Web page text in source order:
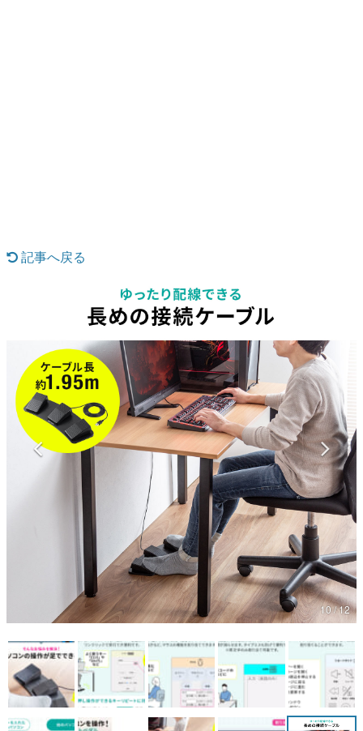
なんでゲームは面白い？
ゲーム開発者・hamatsu氏がゲームの魅力を画面や操作の
具体的な形から解き明かしていく、硬派で骨太な評論連載
です。
ゲームが変えた日本語
「経験値」「裏技」「ラスボス」… ゲームにまつわる言葉
の起源や用法の変遷を、コンピューター文化史研究家・タ
イニーP氏が徹底調査。
カテゴリ
アプリレビュー
その他
電ファミニコゲーマーとは？
運営：株式会社マレ
記事へ戻る
10 / 12